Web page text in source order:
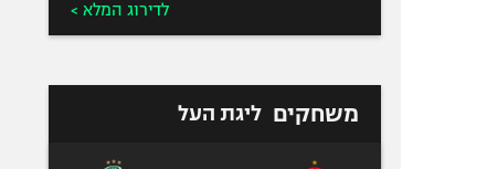
לדירוג המלא >
משחקים ליגת העל